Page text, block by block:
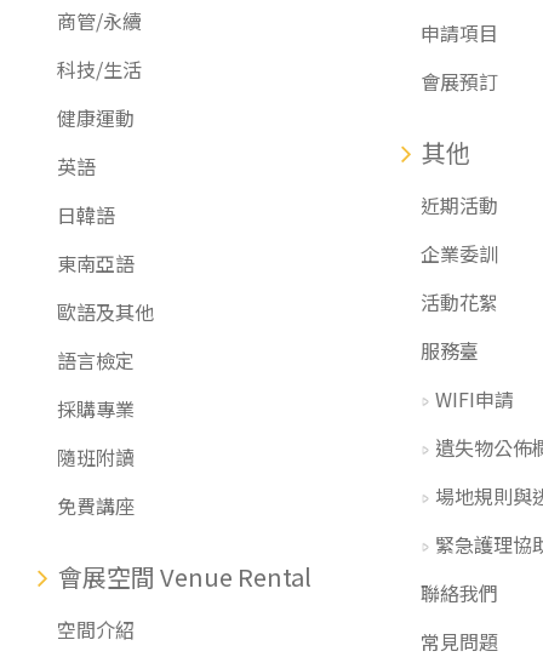
商管/永續
科技/生活
健康運動
英語
日韓語
東南亞語
歐語及其他
語言檢定
採購專業
隨班附讀
免費講座
會展空間 Venue Rental
空間介紹
申請項目
會展預訂
其他
近期活動
企業委訓
活動花絮
服務臺
WIFI申請
遺失物公佈
場地規則與
緊急護理協
聯絡我們
常見問題